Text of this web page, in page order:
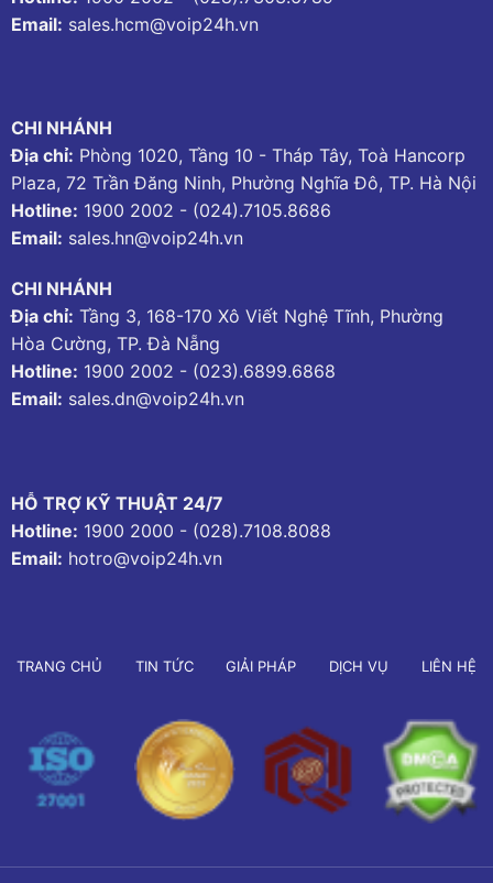
Email: sales.hcm@voip24h.vn
CHI NHÁNH
Địa chỉ: Phòng 1020, Tầng 10 - Tháp Tây, Toà Hancorp
Plaza, 72 Trần Đăng Ninh, Phường Nghĩa Đô, TP. Hà Nội
Hotline: 1900 2002 - (024).7105.8686
Email: sales.hn@voip24h.vn
CHI NHÁNH
Địa chỉ: Tầng 3, 168-170 Xô Viết Nghệ Tĩnh, Phường
Hòa Cường, TP. Đà Nẵng
Hotline: 1900 2002 - (023).6899.6868
Email: sales.dn@voip24h.vn
HỖ TRỢ KỸ THUẬT 24/7
Hotline: 1900 2000 - (028).7108.8088
Email: hotro@voip24h.vn
TRANG CHỦ TIN TỨC GIẢI PHÁP DỊCH VỤ LIÊN HỆ